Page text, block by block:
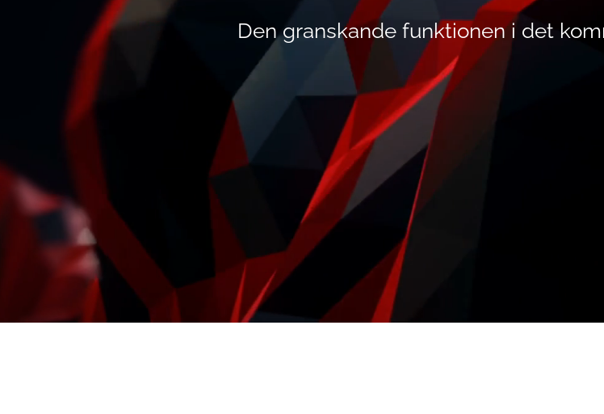
Den granskande funktionen i det